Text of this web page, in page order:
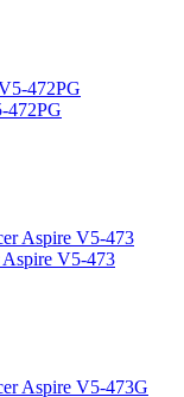
472PG
Aspire V5-473